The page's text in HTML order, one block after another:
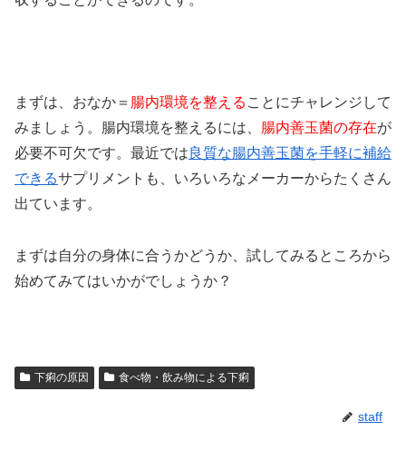
まずは、おなか＝ 腸内環境を整える ことにチャレンジして
みましょう。腸内環境を整えるには、 腸内善玉菌の存在が
必要不可欠です。最近では良質な腸内善玉菌を手軽に補給
できるサプリメントも、いろいろなメーカーからたくさん
出ています。
まずは自分の身体に合うかどうか、試してみるところから
始めてみてはいかがでしょうか？
下痢の原因 食べ物・飲み物による下痢
staff